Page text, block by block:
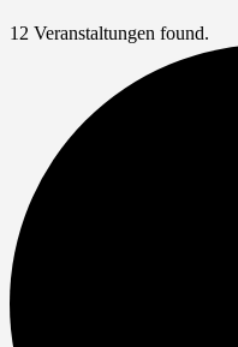
12 Veranstaltungen found.